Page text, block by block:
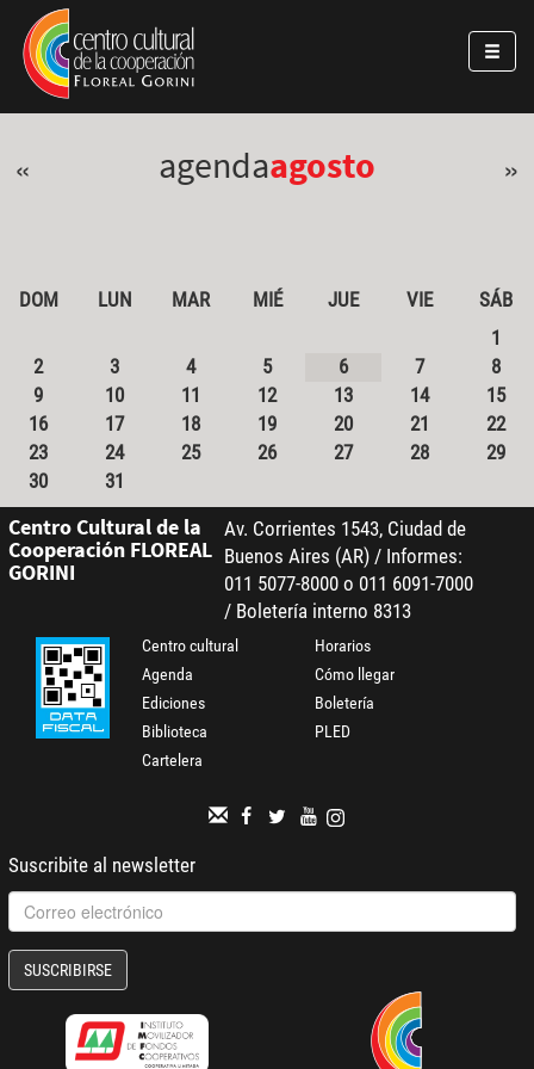
Pasar al contenido principal
Jump to main content
« agendaagosto »
DOM LUN MAR MIÉ JUE VIE
SÁB
1
2
3 4 5 6 7
8
9
10 11 12 13 14
15
16
17 18 19 20 21
22
23
24 25 26 27 28
29
30
31
Centro Cultural de la
Cooperación FLOREAL
GORINI
Av. Corrientes 1543, Ciudad de
Buenos Aires (AR) / Informes:
011 5077-8000 o 011 6091-7000
/ Boletería interno 8313
Centro cultural
Agenda
Ediciones
Biblioteca
Cartelera
Horarios
Cómo llegar
Boletería
PLED
Suscribite al newsletter
SUSCRIBIRSE